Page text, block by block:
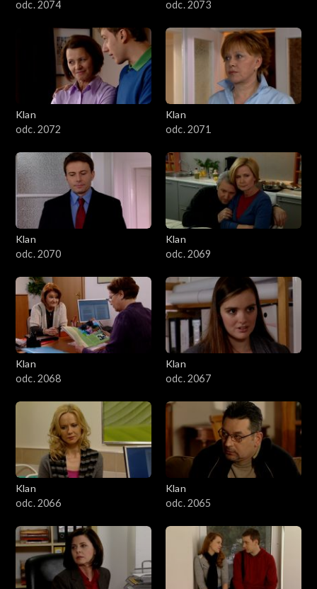
odc. 2074 odc. 2073
Klan
odc. 2072
Klan
odc. 2071
Klan
odc. 2070
Klan
odc. 2069
Klan
odc. 2068
Klan
odc. 2067
Klan
odc. 2066
Klan
odc. 2065